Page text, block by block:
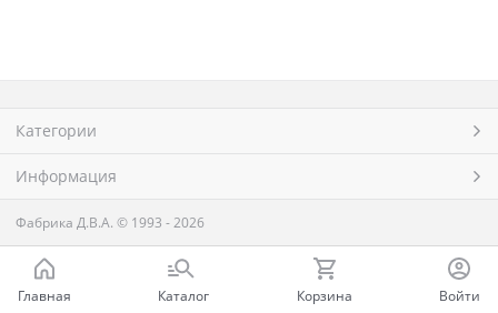
Категории
Информация
Фабрика Д.В.А. © 1993 - 2026
Главная Каталог Корзина Войти